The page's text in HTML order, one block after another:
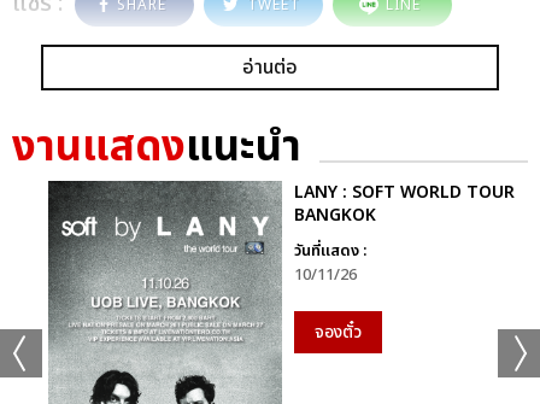
SHARE TWEET LINE
อ่านต่อ
งานแสดงแนะนำ
LANY : SOFT WORLD TOUR
BANGKOK
วันที่แสดง :
10/11/26
จองตั๋ว